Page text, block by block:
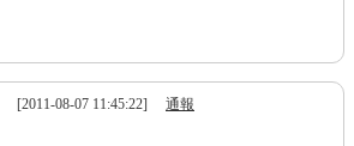
[2011-08-07 11:45:22] 通報